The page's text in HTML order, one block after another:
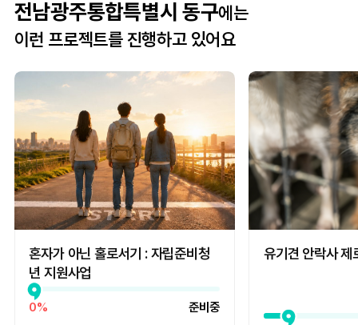
전남광주통합특별시 동구에는
이런 프로젝트를 진행하고 있어요
혼자가 아닌 홀로서기 : 자립준비청
년 지원사업
0% 준비중
유기견 안락사